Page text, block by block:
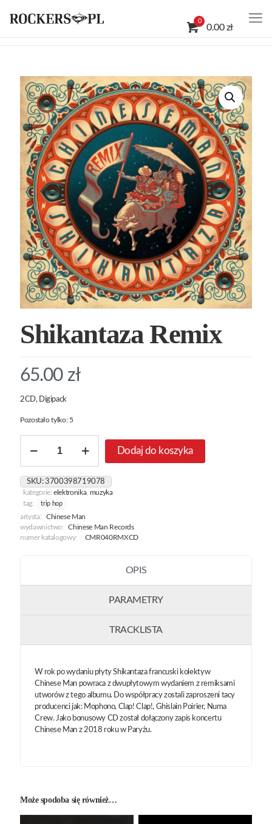
0
0.00 zł
Shikantaza Remix
65.00 zł
2CD, Digipack
Pozostało tylko: 5
Shikantaza
Dodaj do koszyka
SKU:3700398719078
kategorie:elektronika, muzyka
tag:
trip hop
artysta:
Chinese Man
wydawnictwo:
Chinese Man Records
numer katalogowy:
CMR040RMXCD
OPIS
PARAMETRY
TRACKLISTA
W rok po wydaniu płyty Shikantaza francuski kolektyw
Chinese Man powraca z dwupłytowym wydaniem z remiksami
utworów z tego albumu. Do współpracy zostali zaproszeni tacy
producenci jak: Mophono, Clap! Clap!, Ghislain Poirier, Numa
Crew. Jako bonusowy CD został dołączony zapis koncertu
Chinese Man z 2018 roku w Paryżu.
Może spodoba się również…